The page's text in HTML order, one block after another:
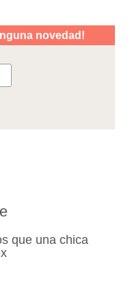
que una chica